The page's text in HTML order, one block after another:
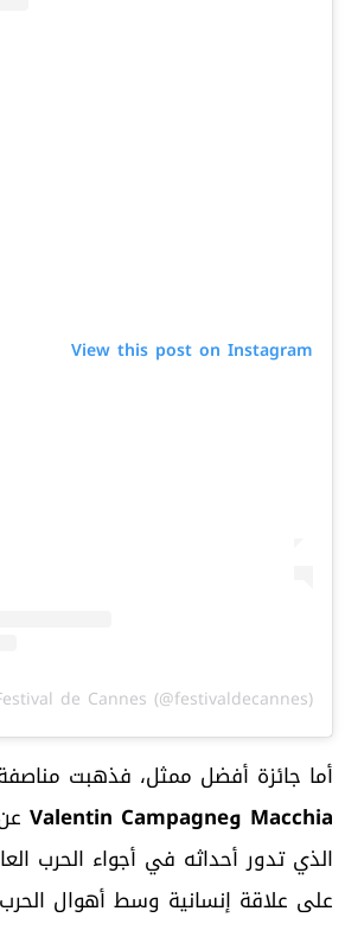
View this post on Instagram
de Cannes (@festivaldecannes)
أما جائزة أفضل ممثل، فذهبت
Macchia وValentin Campagne
الذي تدور أحداثه في أجواء الحرب
على علاقة إنسانية وسط أهوال